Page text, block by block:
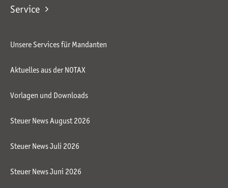
Service
Unsere Services für Mandanten
Aktuelles aus der NOTAX
Vorlagen und Downloads
Steuer News August 2026
Steuer News Juli 2026
Steuer News Juni 2026